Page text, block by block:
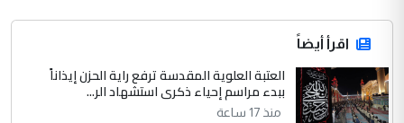
اقرأ أيضاً
العتبة العلوية المقدسة ترفع راية الحزن إيذاناً
ببدء مراسم إحياء ذكرى استشهاد الر...
منذ 17 ساعة